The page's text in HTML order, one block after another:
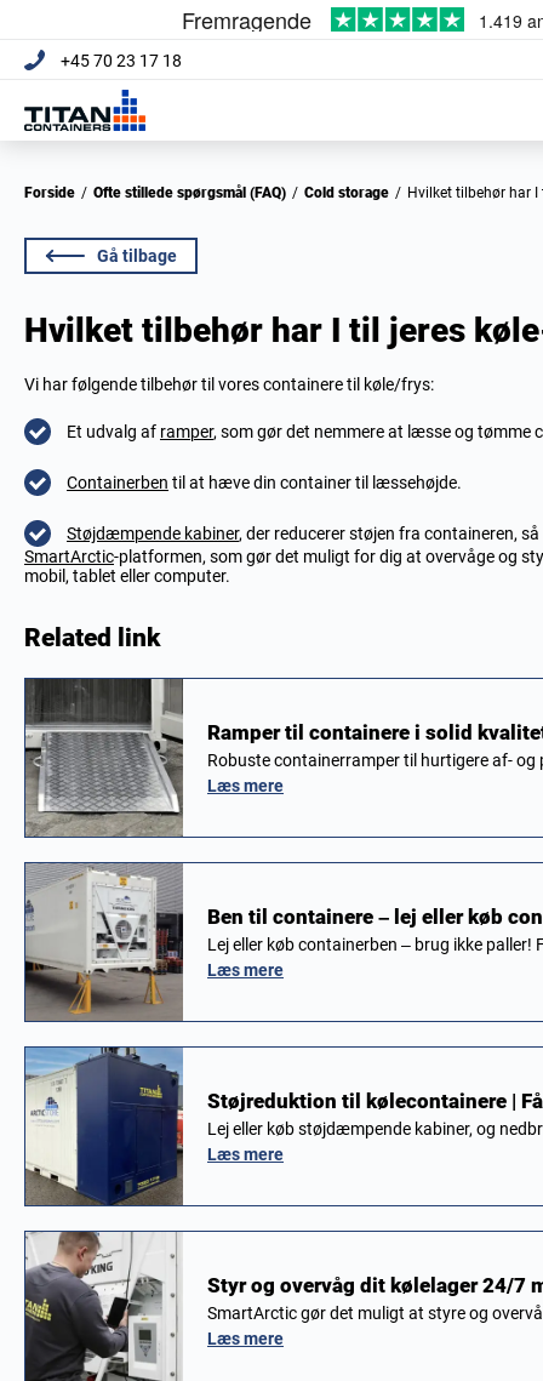
+45 70 23 17 18
Forside / Ofte stillede spørgsmål (FAQ) / Cold storage / Hvilket tilbehør har
Gå tilbage
Hvilket tilbehør har I til jeres
Vi har følgende tilbehør til vores containere til køle/frys:
Et udvalg af ramper, som gør det nemmere at læsse og tømme
Containerben til at hæve din container til læssehøjde.
Støjdæmpende kabiner, der reducerer støjen fra containeren,
SmartArctic-platformen, som gør det muligt for dig at overvåge og
mobil, tablet eller computer.
Related link
Ramper til containere i solid
Robuste containerramper til hurtigere af-
Læs mere
Ben til containere – lej eller køb
Lej eller køb containerben – brug ikke
Læs mere
Støjreduktion til kølecontainere |
Lej eller køb støjdæmpende kabiner, og
Læs mere
Styr og overvåg dit kølelager 24/7
SmartArctic gør det muligt at styre og
Læs mere